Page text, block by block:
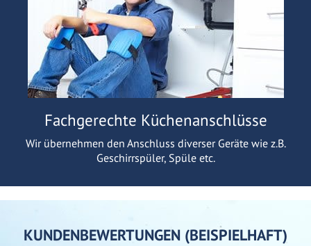
Fachgerechte Küchenanschlüsse
Wir übernehmen den Anschluss diverser Geräte wie z.B.
Geschirrspüler, Spüle etc.
KUNDENBEWERTUNGEN (BEISPIELHAFT)